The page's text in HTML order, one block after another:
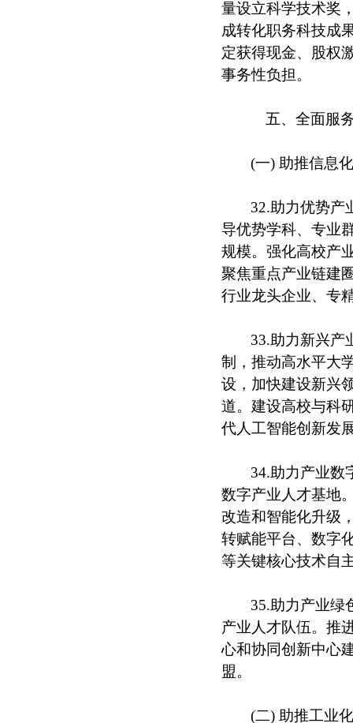
量设立科学技术奖
成转化职务科技成
定获得现金、股权
事务性负担。
五、全面服
(一) 助推信息
32.助力优势产
导优势学科、专业
规模。强化高校产
聚焦重点产业链建
行业龙头企业、专
33.助力新兴产
制，推动高水平大
设，加快建设新兴
道。建设高校与科
代人工智能创新发
34.助力产业数
数字产业人才基地
改造和智能化升级
转赋能平台、数字
等关键核心技术自
35.助力产业绿
产业人才队伍。推
心和协同创新中心
盟。
(二) 助推工业